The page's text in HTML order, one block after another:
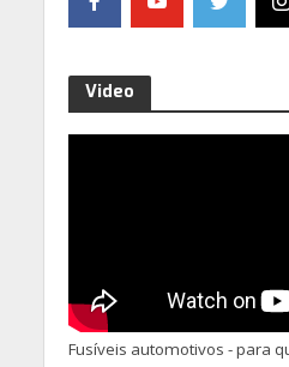
Video
Fusíveis automotivos - para